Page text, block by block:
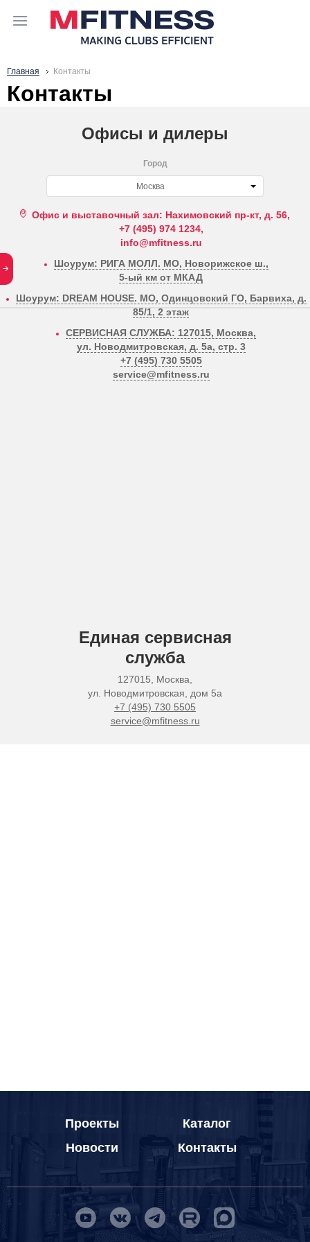
Главная Контакты
Контакты
Офисы и дилеры
Город
Москва
Офис и выставочный зал: Нахимовский пр-кт, д. 56,
+7 (495) 974 1234,
info@mfitness.ru
Шоурум: РИГА МОЛЛ. МО, Новорижское ш.,
5-ый км от МКАД
Шоурум: DREAM HOUSE. МО, Одинцовский ГО, Барвиха, д.
85/1, 2 этаж
СЕРВИСНАЯ СЛУЖБА: 127015, Москва,
ул. Новодмитровская, д. 5а, стр. 3
+7 (495) 730 5505
service@mfitness.ru
Единая сервисная
служба
127015, Москва,
ул. Новодмитровская, дом 5а
+7 (495) 730 5505
service@mfitness.ru
Проекты
Каталог
Новости
Контакты